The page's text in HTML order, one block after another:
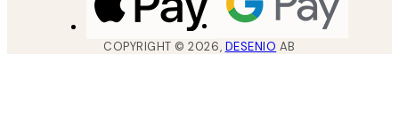
COPYRIGHT ©2026, DESENIO AB